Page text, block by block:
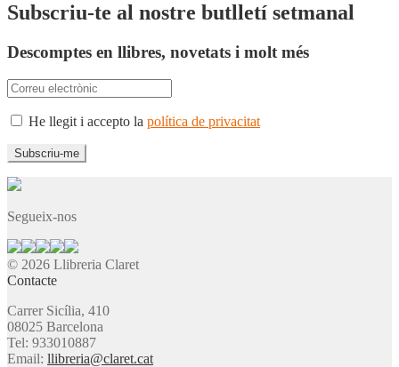
Subscriu-te al nostre butlletí setmanal
Descomptes en llibres, novetats i molt més
He llegit i accepto la política de privacitat
Segueix-nos
© 2026 Llibreria Claret
Contacte
Carrer Sicília, 410
08025 Barcelona
Tel: 933010887
Email: llibreria@claret.cat